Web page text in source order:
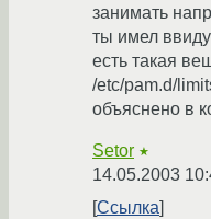
занимать
ты имел
есть такая
/etc/pam.d/
объяснено в
Setor ★
14.05.2003
Ссылка